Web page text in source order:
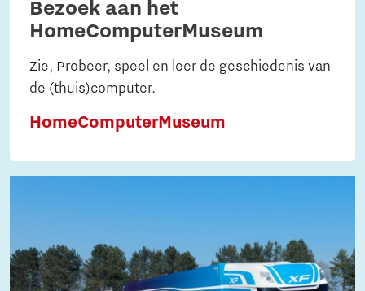
Bezoek aan het
HomeComputerMuseum
Zie, Probeer, speel en leer de geschiedenis van
de (thuis)computer.
HomeComputerMuseum